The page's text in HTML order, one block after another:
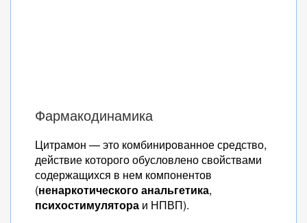
Фармакодинамика
Цитрамон — это комбинированное средство,
действие которого обусловлено свойствами
содержащихся в нем компонентов
(ненаркотического анальгетика,
психостимулятора и НПВП).